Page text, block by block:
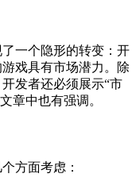
一个隐形的转变：开
戏具有市场潜力。除
发者还必须展示“市
章中也有强调。
方面考虑：